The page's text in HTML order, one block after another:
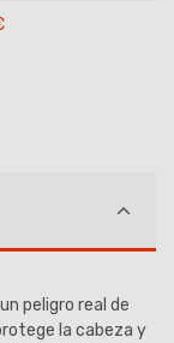
peligro real de
la cabeza y